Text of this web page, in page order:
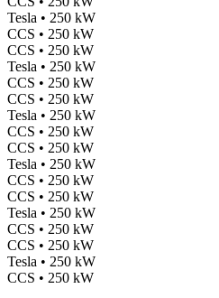
Tesla • 250 kW
CCS • 250 kW
CCS • 250 kW
Tesla • 250 kW
CCS • 250 kW
CCS • 250 kW
Tesla • 250 kW
CCS • 250 kW
CCS • 250 kW
Tesla • 250 kW
CCS • 250 kW
CCS • 250 kW
Tesla • 250 kW
CCS • 250 kW
CCS • 250 kW
Tesla • 250 kW
CCS • 250 kW